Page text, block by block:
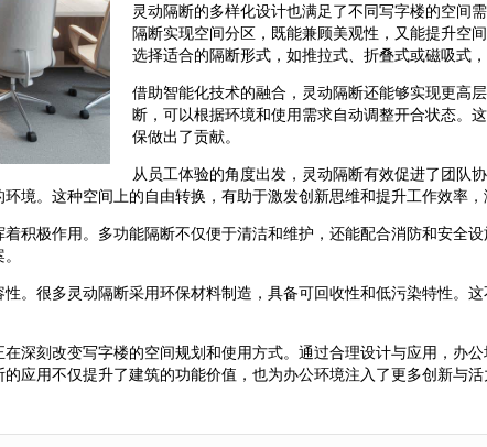
灵动隔断的多样化设计也满足了不同写字楼的空间
隔断实现空间分区，既能兼顾美观性，又能提升空
选择适合的隔断形式，如推拉式、折叠式或磁吸式
借助智能化技术的融合，灵动隔断还能够实现更高
断，可以根据环境和使用需求自动调整开合状态。
保做出了贡献。
从员工体验的角度出发，灵动隔断有效促进了团队
境。这种空间上的自由转换，有助于激发创新思维和提升工作效率，
积极作用。多功能隔断不仅便于清洁和维护，还能配合消防和安全
。很多灵动隔断采用环保材料制造，具备可回收性和低污染特性。
深刻改变写字楼的空间规划和使用方式。通过合理设计与应用，办
应用不仅提升了建筑的功能价值，也为办公环境注入了更多创新与活